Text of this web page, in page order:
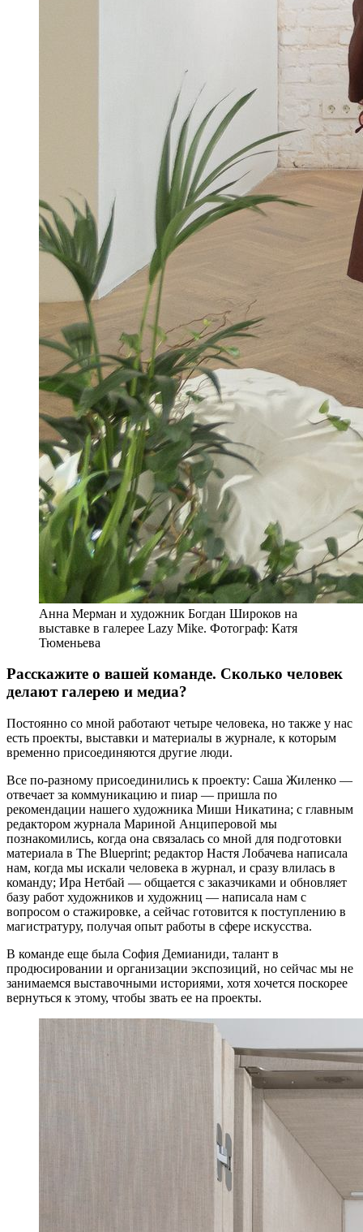
Анна Мерман и художник Богдан Широков на
выставке в галерее Lazy Mike. Фотограф: Катя
Тюменьева
Расскажите о вашей команде. Сколько человек
делают галерею и медиа?
Постоянно со мной работают четыре человека, но также у нас
есть проекты, выставки и материалы в журнале, к которым
временно присоединяются другие люди.
Все по-разному присоединились к проекту: Саша Жиленко —
отвечает за коммуникацию и пиар — пришла по
рекомендации нашего художника Миши Никатина; с главным
редактором журнала Мариной Анциперовой мы
познакомились, когда она связалась со мной для подготовки
материала в The Blueprint; редактор Настя Лобачева написала
нам, когда мы искали человека в журнал, и сразу влилась в
команду; Ира Нетбай — общается с заказчиками и обновляет
базу работ художников и художниц — написала нам с
вопросом о стажировке, а сейчас готовится к поступлению в
магистратуру, получая опыт работы в сфере искусства.
В команде еще была София Демианиди, талант в
продюсировании и организации экспозиций, но сейчас мы не
занимаемся выставочными историями, хотя хочется поскорее
вернуться к этому, чтобы звать ее на проекты.